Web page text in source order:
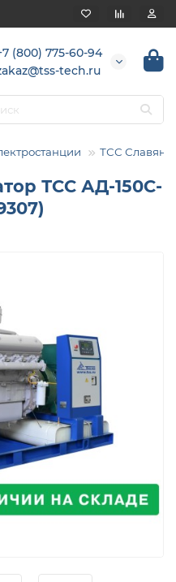
(800) 775-60-94
tech.ru
ТСС
ТСС АД-150С-